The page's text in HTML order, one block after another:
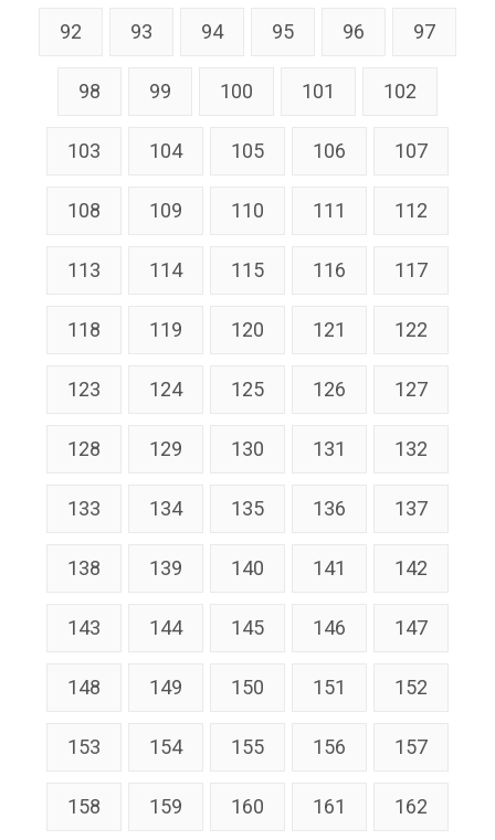
92 93 94 95 96 97
98 99 100 101 102
103 104 105 106 107
108 109 110 111 112
113 114 115 116 117
118 119 120 121 122
123 124 125 126 127
128 129 130 131 132
133 134 135 136 137
138 139 140 141 142
143 144 145 146 147
148 149 150 151 152
153 154 155 156 157
158 159 160 161 162